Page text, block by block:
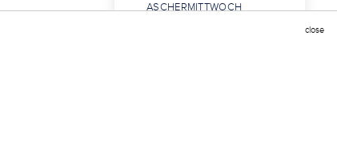
ASCHERMITTWOCH
close